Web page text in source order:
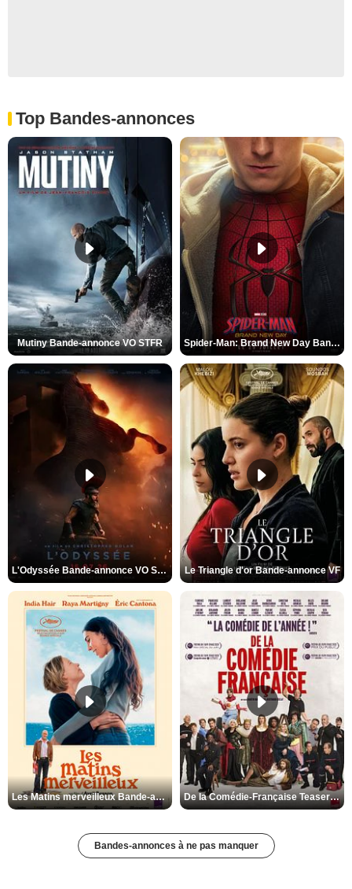
Top Bandes-annonces
Mutiny Bande-annonce VO STFR Spider-Man: Brand New Day Bande-annonce VO STFR
L'Odyssée Bande-annonce VO STFR Le Triangle d'or Bande-annonce VF
Les Matins merveilleux Bande-annonce VF De la Comédie-Française Teaser VF
Bandes-annonces à ne pas manquer